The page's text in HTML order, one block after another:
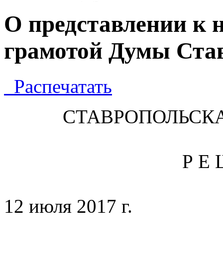
О представлении к
грамотой Думы
Распечатать
Р Е
12 июля 2017